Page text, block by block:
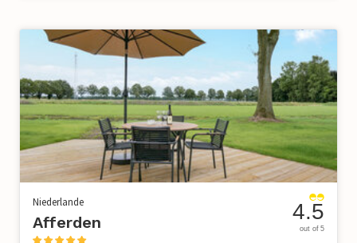
Niederlande
Afferden 4.5
out of 5